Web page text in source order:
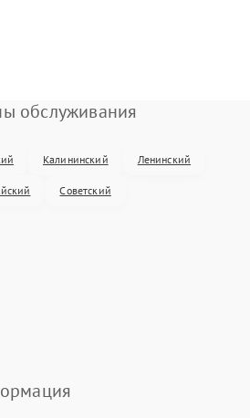
обслуживания
Калининский Ленинский
Советский